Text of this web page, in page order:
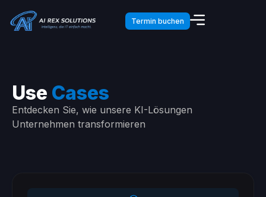
Termin buchen
Use Cases
Entdecken Sie, wie unsere KI-Lösungen
Unternehmen transformieren